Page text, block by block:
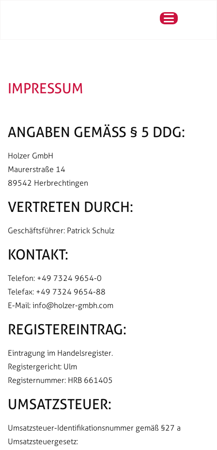
IMPRESSUM
ANGABEN GEMÄSS § 5 DDG:
Holzer GmbH
Maurerstraße 14
89542 Herbrechtingen
VERTRETEN DURCH:
Geschäftsführer: Patrick Schulz
KONTAKT:
Telefon: +49 7324 9654-0
Telefax: +49 7324 9654-88
E-Mail: info@holzer-gmbh.com
REGISTEREINTRAG:
Eintragung im Handelsregister.
Registergericht: Ulm
Registernummer: HRB 661405
UMSATZSTEUER:
Umsatzsteuer-Identifikationsnummer gemäß §27 a
Umsatzsteuergesetz: